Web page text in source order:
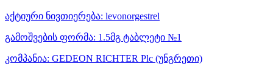
აქტიური ნივთიერება: levonorgestrel
გამოშვების ფორმა: 1.5მგ ტაბლეტი №1
კომპანია: GEDEON RICHTER Plc (უნგრეთი)